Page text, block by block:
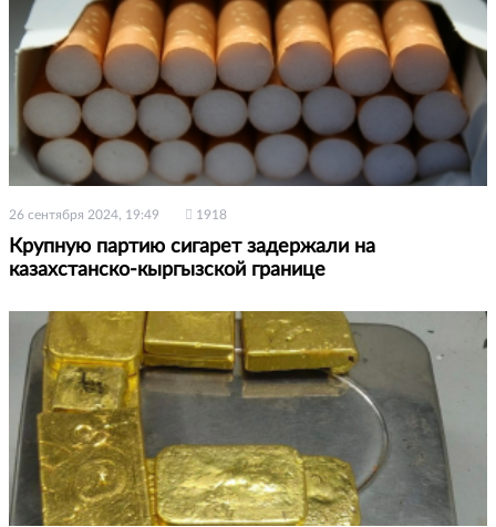
26 сентября 2024, 19:49 1918
Крупную партию сигарет задержали на
казахстанско-кыргызской границе